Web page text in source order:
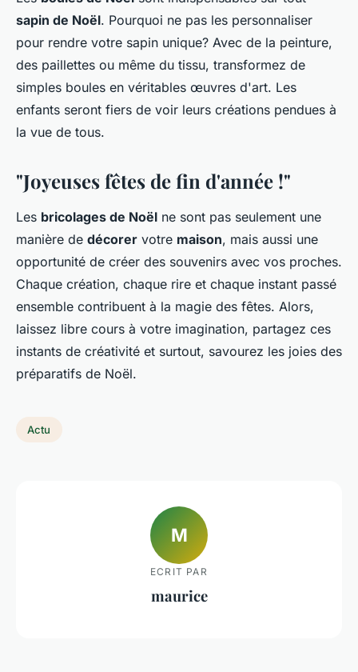
sapin de Noël. Pourquoi ne pas les personnaliser
pour rendre votre sapin unique? Avec de la peinture,
des paillettes ou même du tissu, transformez de
simples boules en véritables œuvres d'art. Les
enfants seront fiers de voir leurs créations pendues à
la vue de tous.
"Joyeuses fêtes de fin d'année !"
Les bricolages de Noël ne sont pas seulement une
manière de décorer votre maison, mais aussi une
opportunité de créer des souvenirs avec vos proches.
Chaque création, chaque rire et chaque instant passé
ensemble contribuent à la magie des fêtes. Alors,
laissez libre cours à votre imagination, partagez ces
instants de créativité et surtout, savourez les joies des
préparatifs de Noël.
Actu
M
ECRIT PAR
maurice